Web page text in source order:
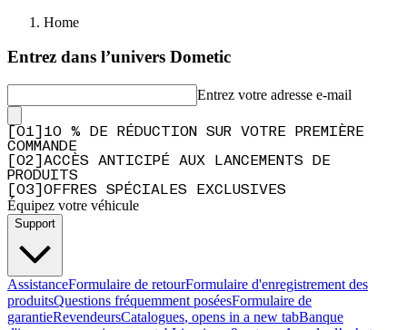
Home
Entrez dans l’univers Dometic
Entrez votre adresse e-mail
01
10 % DE RÉDUCTION SUR VOTRE PREMIÈRE
COMMANDE
02
ACCÈS ANTICIPÉ AUX LANCEMENTS DE
PRODUITS
03 OFFRES SPÉCIALES EXCLUSIVES
Équipez votre véhicule
Support
AssistanceFormulaire de retourFormulaire d'enregistrement des
produitsQuestions fréquemment poséesFormulaire de
garantieRevendeursCatalogues, opens in a new tabBanque